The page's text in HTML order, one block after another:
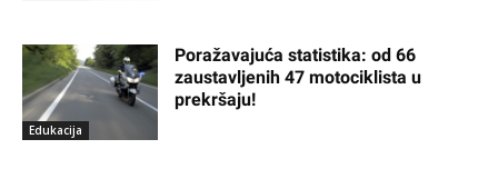
Edukacija
Poražavajuća statistika: od 66
zaustavljenih 47 motociklista u
prekršaju!